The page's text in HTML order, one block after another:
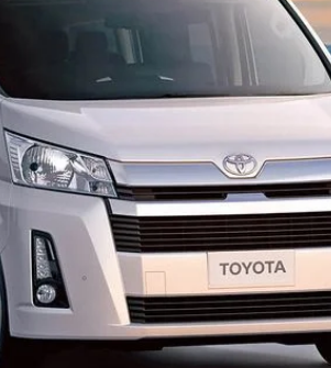
ك
–
ع
ر
و
ض
ل
ف
ن